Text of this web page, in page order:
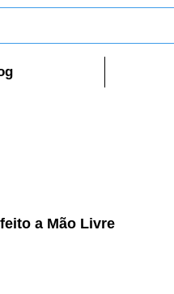
a Mão Livre